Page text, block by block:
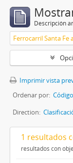
Descripción
Ferrocarril Santa Fe
Imprimir vista
Ordenar por:
Direction:
1 resultados
resultados con